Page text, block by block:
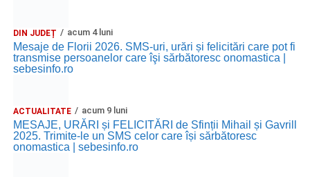
DIN JUDEȚ acum 4 luni
Mesaje de Florii 2026. SMS-uri, urări și felicitări care pot fi
transmise persoanelor care îşi sărbătoresc onomastica |
sebesinfo.ro
ACTUALITATE acum 9 luni
MESAJE, URĂRI și FELICITĂRI de Sfinții Mihail și Gavrill
2025. Trimite-le un SMS celor care își sărbătoresc
onomastica | sebesinfo.ro